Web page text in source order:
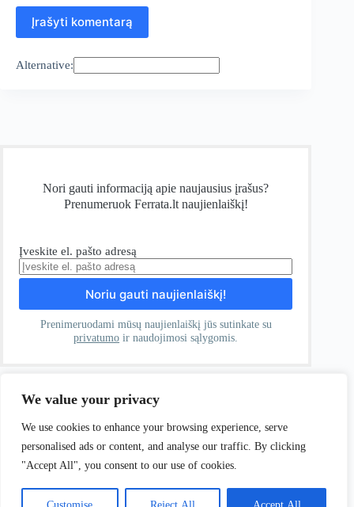
We value your privacy
We use cookies to enhance your browsing experience, serve
personalised ads or content, and analyse our traffic. By clicking
"Accept All", you consent to our use of cookies.
Įrašyti komentarą
Alternative:
Nori gauti informaciją apie naujausius įrašus?
Prenumeruok Ferrata.lt naujienlaiškį!
Įveskite el. pašto adresą
Prenimeruodami mūsų naujienlaiškį jūs sutinkate su
privatumo ir naudojimosi sąlygomis.
Patinka mano kuriamas turinys? Pavaišinkite puodeliu kavos!
Puodelis kavos!